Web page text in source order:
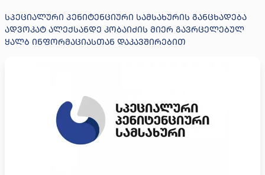
ყალბ ინფორმაციასთან დაკავშირებით
ᲡᲞᲔᲪᲘᲐᲚᲣᲠᲘ ᲞᲔᲜᲘᲢᲔᲜᲪᲘᲣᲠᲘ ᲡᲐᲛᲡᲐᲮᲣᲠᲘᲡ ᲒᲐᲜᲪᲮᲐᲓᲔᲑᲐ
ᲐᲓᲕᲝᲙᲐᲢ ᲐᲚᲔᲥᲡᲐᲜᲓᲔ ᲙᲝᲑᲐᲘᲫᲘᲡ ᲛᲘᲔᲠ ᲒᲐᲕᲠᲪᲔᲚᲔᲑᲣᲚ
ᲧᲐᲚᲑ ᲘᲜᲤᲝᲠᲛᲐᲪᲘᲐᲡᲗᲐᲜ ᲓᲐᲙᲐᲕᲨᲘᲠᲔᲑᲘᲗ